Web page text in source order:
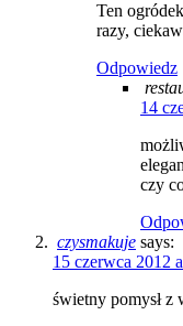
Ten
razy,
Odpowiedz
14
czy
czysmakuje says:
15 czerwca 2012
świetny pomysł z